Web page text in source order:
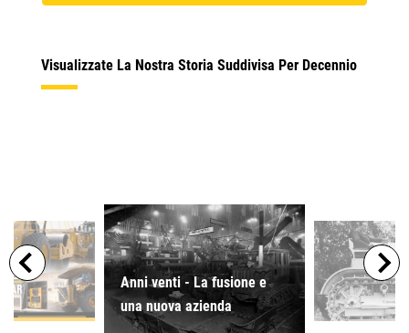
Visualizzate La Nostra Storia Suddivisa Per Decennio
Anni venti - La fusione e
una nuova azienda